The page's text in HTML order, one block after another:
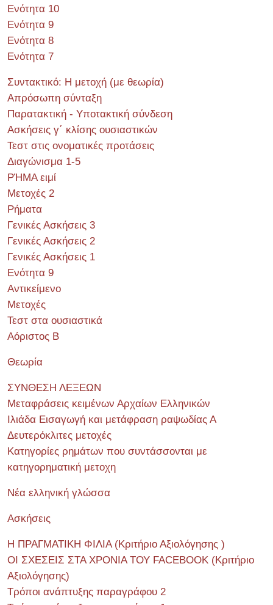
Ενότητα 10
Ενότητα 9
Ενότητα 8
Ενότητα 7
Συντακτικό: Η μετοχή (με θεωρία)
Απρόσωπη σύνταξη
Παρατακτική - Υποτακτική σύνδεση
Ασκήσεις γ΄ κλίσης ουσιαστικών
Τεστ στις ονοματικές προτάσεις
Διαγώνισμα 1-5
ΡΉΜΑ ειμί
Μετοχές 2
Ρήματα
Γενικές Ασκήσεις 3
Γενικές Ασκήσεις 2
Γενικές Ασκήσεις 1
Ενότητα 9
Αντικείμενο
Μετοχές
Τεστ στα ουσιαστικά
Αόριστος Β
Θεωρία
ΣΥΝΘΕΣΗ ΛΕΞΕΩΝ
Μεταφράσεις κειμένων Αρχαίων Ελληνικών
Ιλιάδα Εισαγωγή και μετάφραση ραψωδίας Α
Δευτερόκλιτες μετοχές
Κατηγορίες ρημάτων που συντάσσονται με
κατηγορηματική μετοχη
Νέα ελληνική γλώσσα
Ασκήσεις
Η ΠΡΑΓΜΑΤΙΚΗ ΦΙΛΙΑ (Κριτήριο Αξιολόγησης )
ΟΙ ΣΧΕΣΕΙΣ ΣΤΑ ΧΡΟΝΙΑ ΤΟΥ FACEBOOK (Kριτήριο
Αξιολόγησης)
Τρόποι ανάπτυξης παραγράφου 2